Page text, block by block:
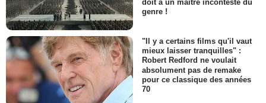
doit à un maître incontesté du
genre !
"Il y a certains films qu'il vaut
mieux laisser tranquilles" :
Robert Redford ne voulait
absolument pas de remake
pour ce classique des années
70